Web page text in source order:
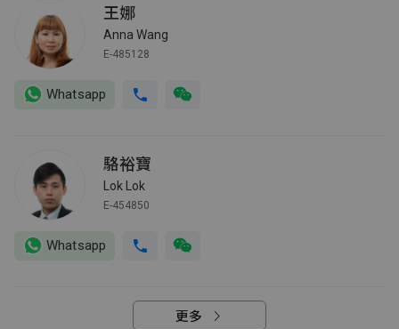
王娜
Anna Wang
E-485128
Whatsapp
駱裕寶
Lok Lok
E-454850
Whatsapp
更多